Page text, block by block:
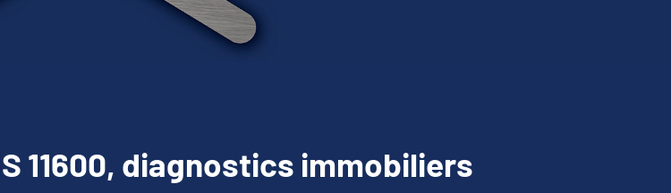
11600, diagnostics immobiliers